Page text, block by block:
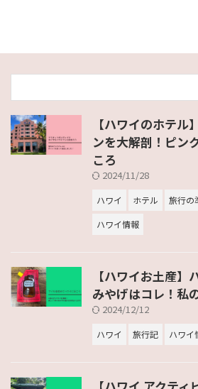
【ハワイのホテル
ンを大解剖！ピン
ころ
2024/11/28
ハワイ ホテル 旅行の
ハワイ情報
【ハワイお土産
みやげはコレ！私
2024/12/12
ハワイ 旅行記 ハワイ